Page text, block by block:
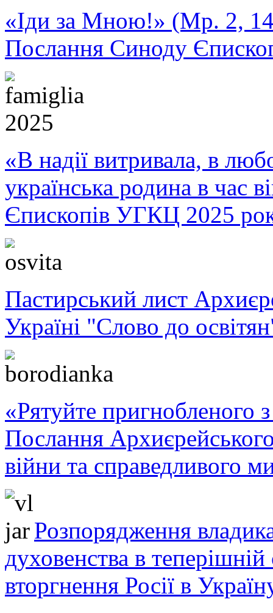
«Іди за Мною!» (Мр. 2,
Послання Синоду
«В надії витривала, в
українська родина в час
Єпископів УГКЦ 2025
Пастирський лист
Україні "Слово до
«Рятуйте пригнобленого
Послання
війни та справедливого
Розпорядження
духовенства в теперішній
вторгнення Росії в